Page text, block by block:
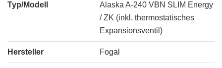
Typ/Modell
Alaska A-240 VBN SLIM Energy
/ ZK (inkl. thermostatisches
Expansionsventil)
Hersteller Fogal